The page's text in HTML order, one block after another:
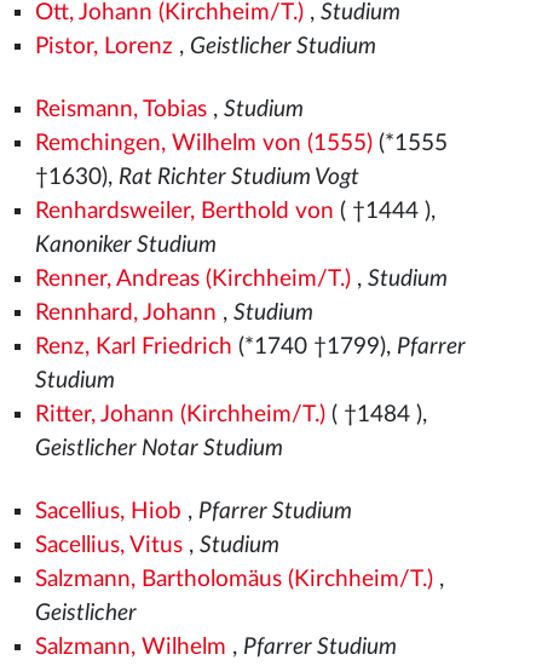
Ott, Johann (Kirchheim/T.), Studium
Pistor, Lorenz , Geistlicher Studium
Reismann, Tobias, Studium
Remchingen, Wilhelm von (1555)(*1555
†1630), Rat Richter Studium Vogt
Renhardsweiler, Berthold von ( †1444 ),
Kanoniker Studium
Renner, Andreas (Kirchheim/T.), Studium
Rennhard, Johann , Studium
Renz, Karl Friedrich (*1740 †1799), Pfarrer
Studium
Ritter, Johann (Kirchheim/T.)( †1484 ),
Geistlicher Notar Studium
Sacellius, Hiob , Pfarrer Studium
Sacellius, Vitus, Studium
Salzmann, Bartholomäus (Kirchheim/T.),
Geistlicher
Salzmann, Wilhelm , Pfarrer Studium